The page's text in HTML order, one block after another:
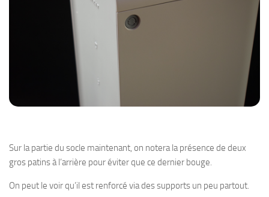
Sur la partie du socle maintenant, on notera la présence de deux
gros patins à l’arrière pour éviter que ce dernier bouge.
On peut le voir qu’il est renforcé via des supports un peu partout.